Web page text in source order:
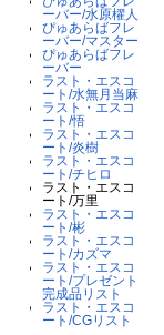
ーバー/水原櫂人
ぴゅあらばフレ
ーバー/マスター
ぴゅあらばフレ
ーバー
ラスト・エスコ
ート/水無月当麻
ラスト・エスコ
ート/悟
ラスト・エスコ
ート/炎樹
ラスト・エスコ
ート/チヒロ
ラスト・エスコ
ート/万里
ラスト・エスコ
ート/彬
ラスト・エスコ
ート/カズマ
ラスト・エスコ
ート/プレゼント
完成品リスト
ラスト・エスコ
ート/CGリスト